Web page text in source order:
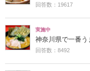
回答数：19617
実施中
神奈川県で一番う
回答数：8492